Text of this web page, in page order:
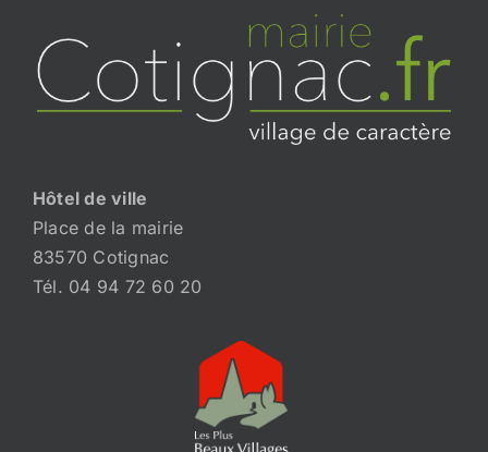
Hôtel de ville
Place de la mairie
83570 Cotignac
Tél. 04 94 72 60 20